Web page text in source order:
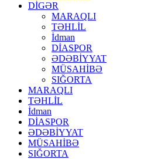
DİGƏR
MARAQLI
TƏHLİL
İdman
DİASPOR
ƏDƏBİYYAT
MÜSAHİBƏ
SIĞORTA
MARAQLI
TƏHLİL
İdman
DİASPOR
ƏDƏBİYYAT
MÜSAHİBƏ
SIĞORTA